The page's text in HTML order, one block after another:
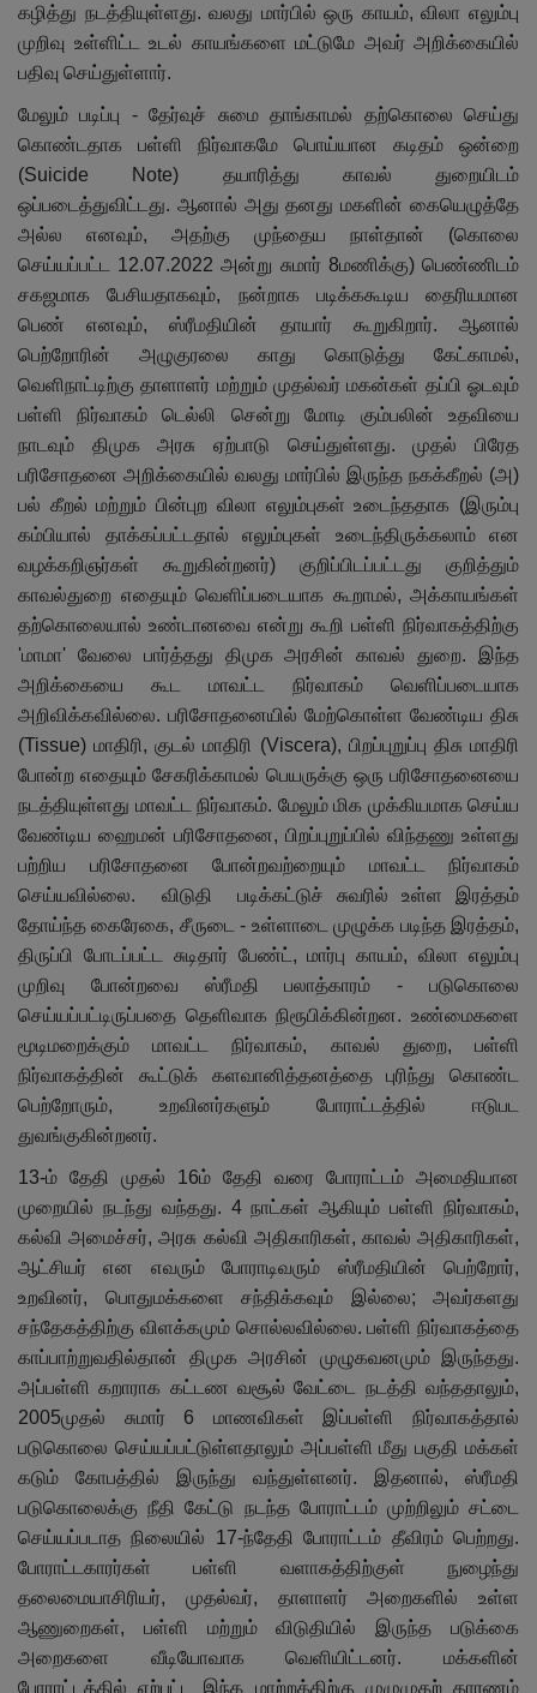
கழித்து நடத்தியுள்ளது. வலது மார்பில் ஒரு காயம்,விலா எலும்பு
முறிவு உள்ளிட்ட உடல் காயங்களை மட்டுமே அவர் அறிக்கையில்
பதிவு செய்துள்ளார்.
மேலும் படிப்பு - தேர்வுச் சுமை தாங்காமல் தற்கொலை செய்து
கொண்டதாக பள்ளி நிர்வாகமே பொய்யான கடிதம் ஒன்றை
(Suicide Note) தயாரித்து காவல் துறையிடம்
ஒப்படைத்துவிட்டது. ஆனால் அது தனது மகளின் கையெழுத்தே
அல்ல எனவும், அதற்கு முந்தைய நாள்தான் (கொலை
செய்யப்பட்ட 12.07.2022 அன்று சுமார் 8மணிக்கு) பெண்ணிடம்
சகஜமாக பேசியதாகவும், நன்றாக படிக்ககூடிய தைரியமான
பெண் எனவும்,ஸ்ரீமதியின் தாயார் கூறுகிறார். ஆனால்
பெற்றோரின் அழுகுரலை காது கொடுத்து கேட்காமல்,
வெளிநாட்டிற்கு தாளாளர் மற்றும் முதல்வர் மகன்கள் தப்பி ஓடவும்
பள்ளி நிர்வாகம் டெல்லி சென்று மோடி கும்பலின் உதவியை
நாடவும் திமுக அரசு ஏற்பாடு செய்துள்ளது. முதல் பிரேத
பரிசோதனை அறிக்கையில் வலது மார்பில் இருந்த நகக்கீறல் (அ)
பல் கீறல் மற்றும் பின்புற விலா எலும்புகள் உடைந்ததாக (இரும்பு
கம்பியால் தாக்கப்பட்டதால் எலும்புகள் உடைந்திருக்கலாம் என
வழக்கறிஞர்கள் கூறுகின்றனர்) குறிப்பிடப்பட்டது குறித்தும்
காவல்துறை எதையும் வெளிப்படையாக கூறாமல், அக்காயங்கள்
தற்கொலையால் உண்டானவை என்று கூறி பள்ளி நிர்வாகத்திற்கு
'மாமா' வேலை பார்த்தது திமுக அரசின் காவல் துறை. இந்த
அறிக்கையை கூட மாவட்ட நிர்வாகம் வெளிப்படையாக
அறிவிக்கவில்லை. பரிசோதனையில் மேற்கொள்ள வேண்டிய திசு
(Tissue) மாதிரி,குடல் மாதிரி (Viscera), பிறப்புறுப்பு திசு மாதிரி
போன்ற எதையும் சேகரிக்காமல் பெயருக்கு ஒரு பரிசோதனையை
நடத்தியுள்ளது மாவட்ட நிர்வாகம். மேலும் மிக முக்கியமாக செய்ய
வேண்டிய ஹைமன் பரிசோதனை, பிறப்புறுப்பில் விந்தணு உள்ளது
பற்றிய பரிசோதனை போன்றவற்றையும் மாவட்ட நிர்வாகம்
செய்யவில்லை. விடுதி படிக்கட்டுச் சுவரில் உள்ள இரத்தம்
தோய்ந்த கைரேகை, சீருடை - உள்ளாடை முழுக்க படிந்த இரத்தம்,
திருப்பி போடப்பட்ட சுடிதார் பேண்ட் ,மார்பு காயம்,விலா எலும்பு
முறிவு போன்றவை ஸ்ரீமதி பலாத்காரம் - படுகொலை
செய்யப்பட்டிருப்பதை தெளிவாக நிரூபிக்கின்றன. உண்மைகளை
மூடிமறைக்கும் மாவட்ட நிர்வாகம், காவல் துறை,பள்ளி
நிர்வாகத்தின் கூட்டுக் களவானித்தனத்தை புரிந்து கொண்ட
பெற்றோரும், உறவினர்களும் போராட்டத்தில் ஈடுபட
துவங்குகின்றனர்.
13-ம் தேதி முதல் 16ம் தேதி வரை போராட்டம் அமைதியான
முறையில் நடந்து வந்தது. 4 நாட்கள் ஆகியும் பள்ளி நிர்வாகம்,
கல்வி அமைச்சர்,அரசு கல்வி அதிகாரிகள், காவல் அதிகாரிகள்,
ஆட்சியர் என எவரும் போராடிவரும் ஸ்ரீமதியின் பெற்றோர்,
உறவினர், பொதுமக்களை சந்திக்கவும் இல்லை; அவர்களது
சந்தேகத்திற்கு விளக்கமும் சொல்லவில்லை. பள்ளி நிர்வாகத்தை
காப்பாற்றுவதில்தான் திமுக அரசின் முழுகவனமும் இருந்தது.
அப்பள்ளி கறாராக கட்டண வசூல் வேட்டை நடத்தி வந்ததாலும்,
2005முதல் சுமார் 6 மாணவிகள் இப்பள்ளி நிர்வாகத்தால்
படுகொலை செய்யப்பட்டுள்ளதாலும் அப்பள்ளி மீது பகுதி மக்கள்
கடும் கோபத்தில் இருந்து வந்துள்ளனர். இதனால், ஸ்ரீமதி
படுகொலைக்கு நீதி கேட்டு நடந்த போராட்டம் முற்றிலும் சட்டை
செய்யப்படாத நிலையில் 17-ந்தேதி போராட்டம் தீவிரம் பெற்றது.
போராட்டகாரர்கள் பள்ளி வளாகத்திற்குள் நுழைந்து
தலைமையாசிரியர், முதல்வர், தாளாளர் அறைகளில் உள்ள
ஆணுறைகள், பள்ளி மற்றும் விடுதியில் இருந்த படுக்கை
அறைகளை வீடியோவாக வெளியிட்டனர். மக்களின்
போராட்டத்தில் ஏற்பட்ட இந்த மாற்றத்திற்கு முழுமுதற் காரணம்